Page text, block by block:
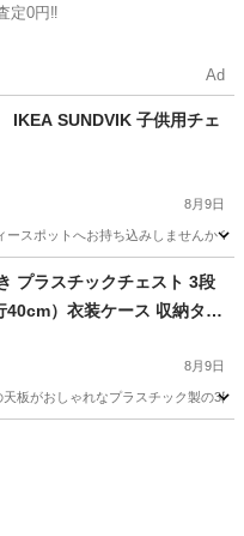
定0円‼️
Ad
IKEA SUNDVIK 子供用チェ
8月9日
ポットへお持ち込みしませんか？
プラスチックチェスト 3段
40cm）衣装ケース 収納タン
8月9日
板がおしゃれなプラスチック製の3